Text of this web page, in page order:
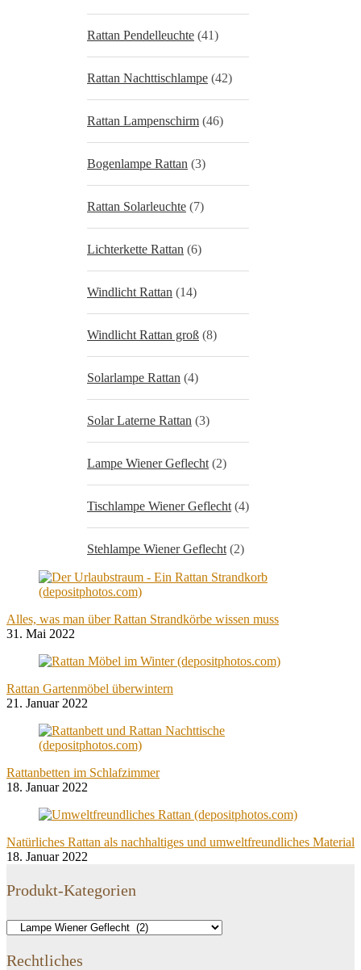
Rattan Pendelleuchte (41)
Rattan Nachttischlampe (42)
Rattan Lampenschirm (46)
Bogenlampe Rattan (3)
Rattan Solarleuchte (7)
Lichterkette Rattan (6)
Windlicht Rattan (14)
Windlicht Rattan groß (8)
Solarlampe Rattan (4)
Solar Laterne Rattan (3)
Lampe Wiener Geflecht (2)
Tischlampe Wiener Geflecht (4)
Stehlampe Wiener Geflecht (2)
Alles, was man über Rattan Strandkörbe wissen muss
31. Mai 2022
Rattan Gartenmöbel überwintern
21. Januar 2022
Rattanbetten im Schlafzimmer
18. Januar 2022
Natürliches Rattan als nachhaltiges und umweltfreundliches Material
18. Januar 2022
Produkt-Kategorien
Rechtliches